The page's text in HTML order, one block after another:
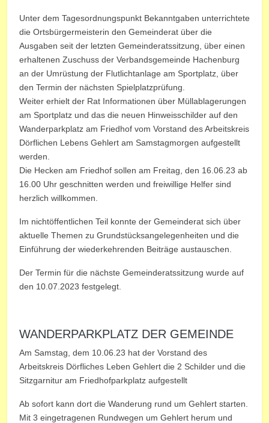
Unter dem Tagesordnungspunkt Bekanntgaben unterrichtete
die Ortsbürgermeisterin den Gemeinderat über die
Ausgaben seit der letzten Gemeinderatssitzung, über einen
erhaltenen Zuschuss der Verbandsgemeinde Hachenburg
an der Umrüstung der Flutlichtanlage am Sportplatz, über
den Termin der nächsten Spielplatzprüfung.
Weiter erhielt der Rat Informationen über Müllablagerungen
am Sportplatz und das die neuen Hinweisschilder auf den
Wanderparkplatz am Friedhof vom Vorstand des Arbeitskreis
Dörflichen Lebens Gehlert am Samstagmorgen aufgestellt
werden.
Die Hecken am Friedhof sollen am Freitag, den 16.06.23 ab
16.00 Uhr geschnitten werden und freiwillige Helfer sind
herzlich willkommen.
Im nichtöffentlichen Teil konnte der Gemeinderat sich über
aktuelle Themen zu Grundstücksangelegenheiten und die
Einführung der wiederkehrenden Beiträge austauschen.
Der Termin für die nächste Gemeinderatssitzung wurde auf
den 10.07.2023 festgelegt.
WANDERPARKPLATZ DER GEMEINDE
Am Samstag, dem 10.06.23 hat der Vorstand des
Arbeitskreis Dörfliches Leben Gehlert die 2 Schilder und die
Sitzgarnitur am Friedhofparkplatz aufgestellt
Ab sofort kann dort die Wanderung rund um Gehlert starten.
Mit 3 eingetragenen Rundwegen um Gehlert herum und